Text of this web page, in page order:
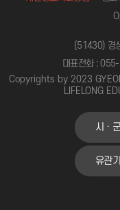
(51430) 경
대표전화 :
Copyrights by 2023
LIFELONG
시ㆍ
유관